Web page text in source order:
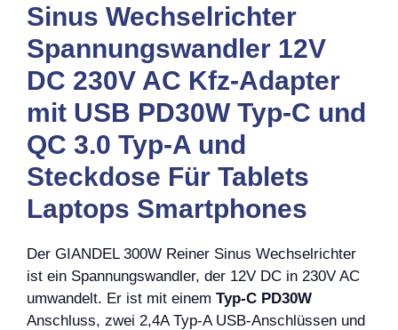
Sinus Wechselrichter
Spannungswandler 12V
DC 230V AC Kfz-Adapter
mit USB PD30W Typ-C und
QC 3.0 Typ-A und
Steckdose Für Tablets
Laptops Smartphones
Der GIANDEL 300W Reiner Sinus Wechselrichter
ist ein Spannungswandler, der 12V DC in 230V AC
umwandelt. Er ist mit einem Typ-C PD30W
Anschluss, zwei 2,4A Typ-A USB-Anschlüssen und